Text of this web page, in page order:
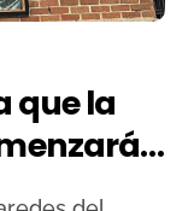
que la